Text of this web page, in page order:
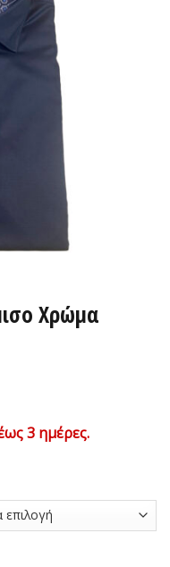
Χρώμα
3 ημέρες.